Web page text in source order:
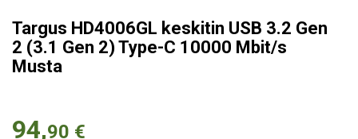
Targus HD4006GL keskitin USB 3.2 Gen
2 (3.1 Gen 2) Type-C 10000 Mbit/s
Musta
94,90 €